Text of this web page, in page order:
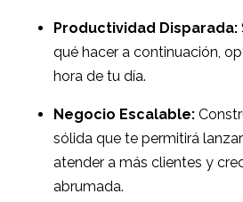
Productividad Disparada:
qué hacer a continuación,
hora de tu día.
Negocio Escalable:
sólida que te permitirá
atender a más clientes y
abrumada.